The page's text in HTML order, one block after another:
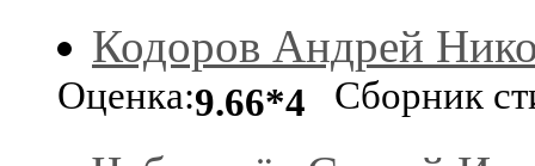
Кодоров Андрей
Оценка:9.66*4
Сборник